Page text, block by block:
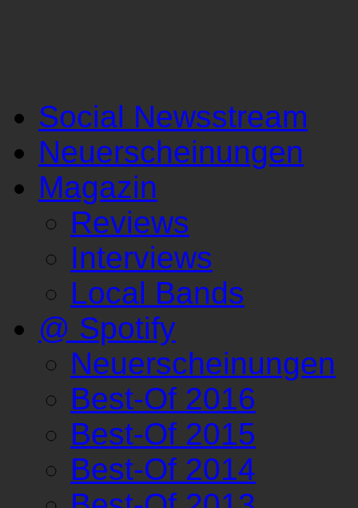
Social Newsstream
Neuerscheinungen
Magazin
Reviews
Interviews
Local Bands
@ Spotify
Neuerscheinungen
Best-Of 2016
Best-Of 2015
Best-Of 2014